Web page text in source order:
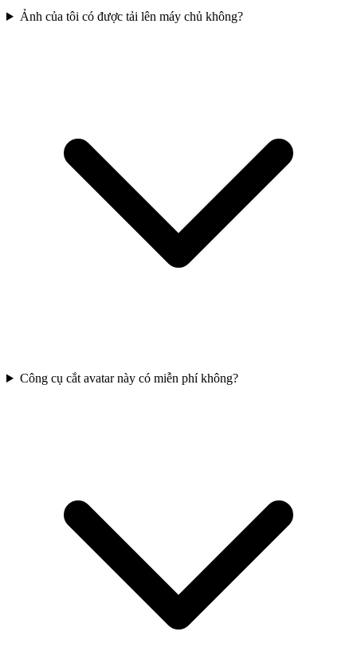
Ảnh của tôi có được tải lên máy chủ không?
Công cụ cắt avatar này có miễn phí không?